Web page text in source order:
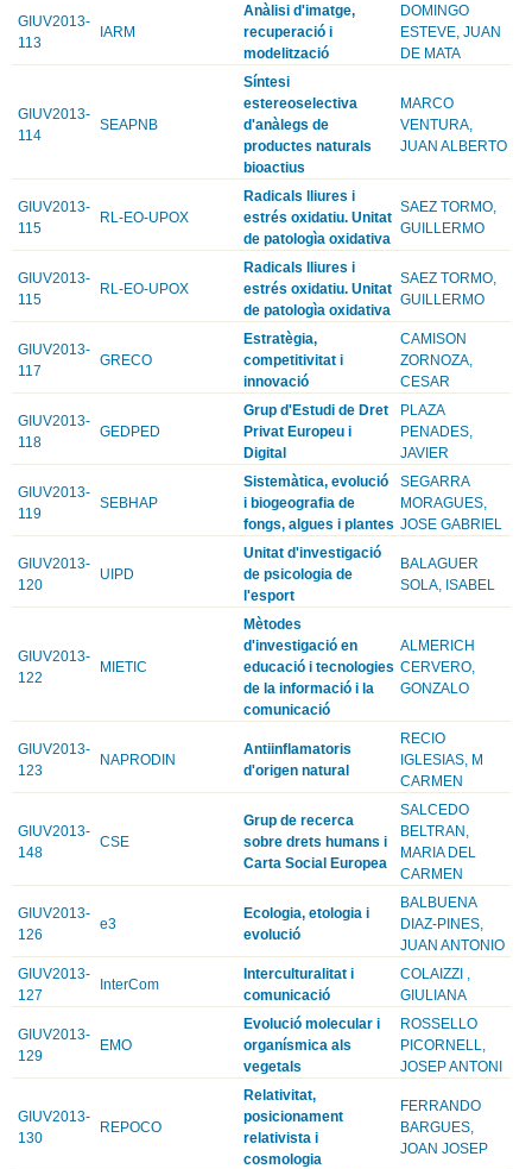
GIUV2013-
113
IARM
Anàlisi d'imatge,
recuperació i
modelització
DOMINGO
ESTEVE, JUAN
DE MATA
GIUV2013-
114
SEAPNB
Síntesi
estereoselectiva
d'anàlegs de
productes naturals
bioactius
MARCO
VENTURA,
JUAN ALBERTO
GIUV2013-
115
RL-EO-UPOX
Radicals lliures i
estrés oxidatiu. Unitat
de patologìa oxidativa
SAEZ TORMO,
GUILLERMO
GIUV2013-
115
RL-EO-UPOX
Radicals lliures i
estrés oxidatiu. Unitat
de patologìa oxidativa
SAEZ TORMO,
GUILLERMO
GIUV2013-
117
GRECO
Estratègia,
competitivitat i
innovació
CAMISON
ZORNOZA,
CESAR
GIUV2013-
118
GEDPED
Grup d'Estudi de Dret
Privat Europeu i
Digital
PLAZA
PENADES,
JAVIER
GIUV2013-
119
SEBHAP
Sistemàtica, evolució
i biogeografia de
fongs, algues i plantes
SEGARRA
MORAGUES,
JOSE GABRIEL
GIUV2013-
120
UIPD
Unitat d'investigació
de psicologia de
l'esport
BALAGUER
SOLA, ISABEL
GIUV2013-
122
MIETIC
Mètodes
d'investigació en
educació i tecnologies
de la informació i la
comunicació
ALMERICH
CERVERO,
GONZALO
GIUV2013-
123
NAPRODIN
Antiinflamatoris
d'origen natural
RECIO
IGLESIAS, M
CARMEN
GIUV2013-
148
CSE
Grup de recerca
sobre drets humans i
Carta Social Europea
SALCEDO
BELTRAN,
MARIA DEL
CARMEN
GIUV2013-
126
e3
Ecologia, etologia i
evolució
BALBUENA
DIAZ-PINES,
JUAN ANTONIO
GIUV2013-
127
InterCom
Interculturalitat i
comunicació
COLAIZZI ,
GIULIANA
GIUV2013-
129
EMO
Evolució molecular i
organísmica als
vegetals
ROSSELLO
PICORNELL,
JOSEP ANTONI
GIUV2013-
130
REPOCO
Relativitat,
posicionament
relativista i
cosmologia
FERRANDO
BARGUES,
JOAN JOSEP